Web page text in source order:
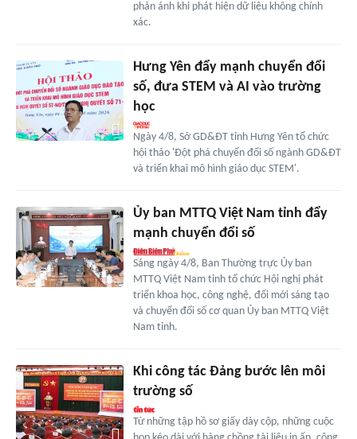
phản ánh khi phát hiện dữ liệu không chính
xác.
Hưng Yên đẩy mạnh chuyển đổi
số, đưa STEM và AI vào trường
học
Ngày 4/8, Sở GD&ĐT tỉnh Hưng Yên tổ chức
hội thảo 'Đột phá chuyển đổi số ngành GD&ĐT
và triển khai mô hình giáo dục STEM'.
Ủy ban MTTQ Việt Nam tỉnh đẩy
mạnh chuyển đổi số
Sáng ngày 4/8, Ban Thường trực Ủy ban
MTTQ Việt Nam tỉnh tổ chức Hội nghị phát
triển khoa học, công nghệ, đổi mới sáng tạo
và chuyển đổi số cơ quan Ủy ban MTTQ Việt
Nam tỉnh.
Khi công tác Đảng bước lên môi
trường số
Từ những tập hồ sơ giấy dày cộp, những cuộc